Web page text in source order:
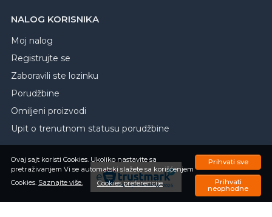
Ovaj sajt koristi Cookies. Ukoliko nastavite sa
pretraživanjem Vi se automatski slažete sa korišćenjem
Cookies. Saznajte više. Cookies preferencije
Prihvati sve
Prihvati
neophodne
NALOG KORISNIKA
Moj nalog
Registrujte se
Zaboravili ste lozinku
Porudžbine
Omiljeni proizvodi
Upit o trenutnom statusu porudžbine